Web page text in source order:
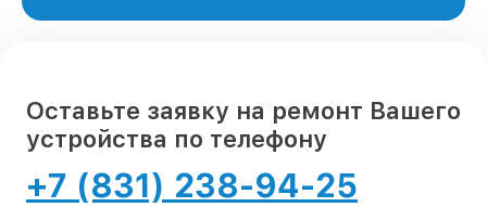
Оставьте заявку на ремонт Вашего
устройства по телефону
+7 (831) 238-94-25